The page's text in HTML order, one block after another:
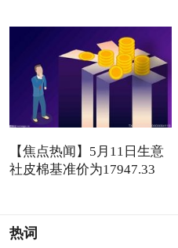
【焦点热闻】5月11日生意
社皮棉基准价为17947.33
热词